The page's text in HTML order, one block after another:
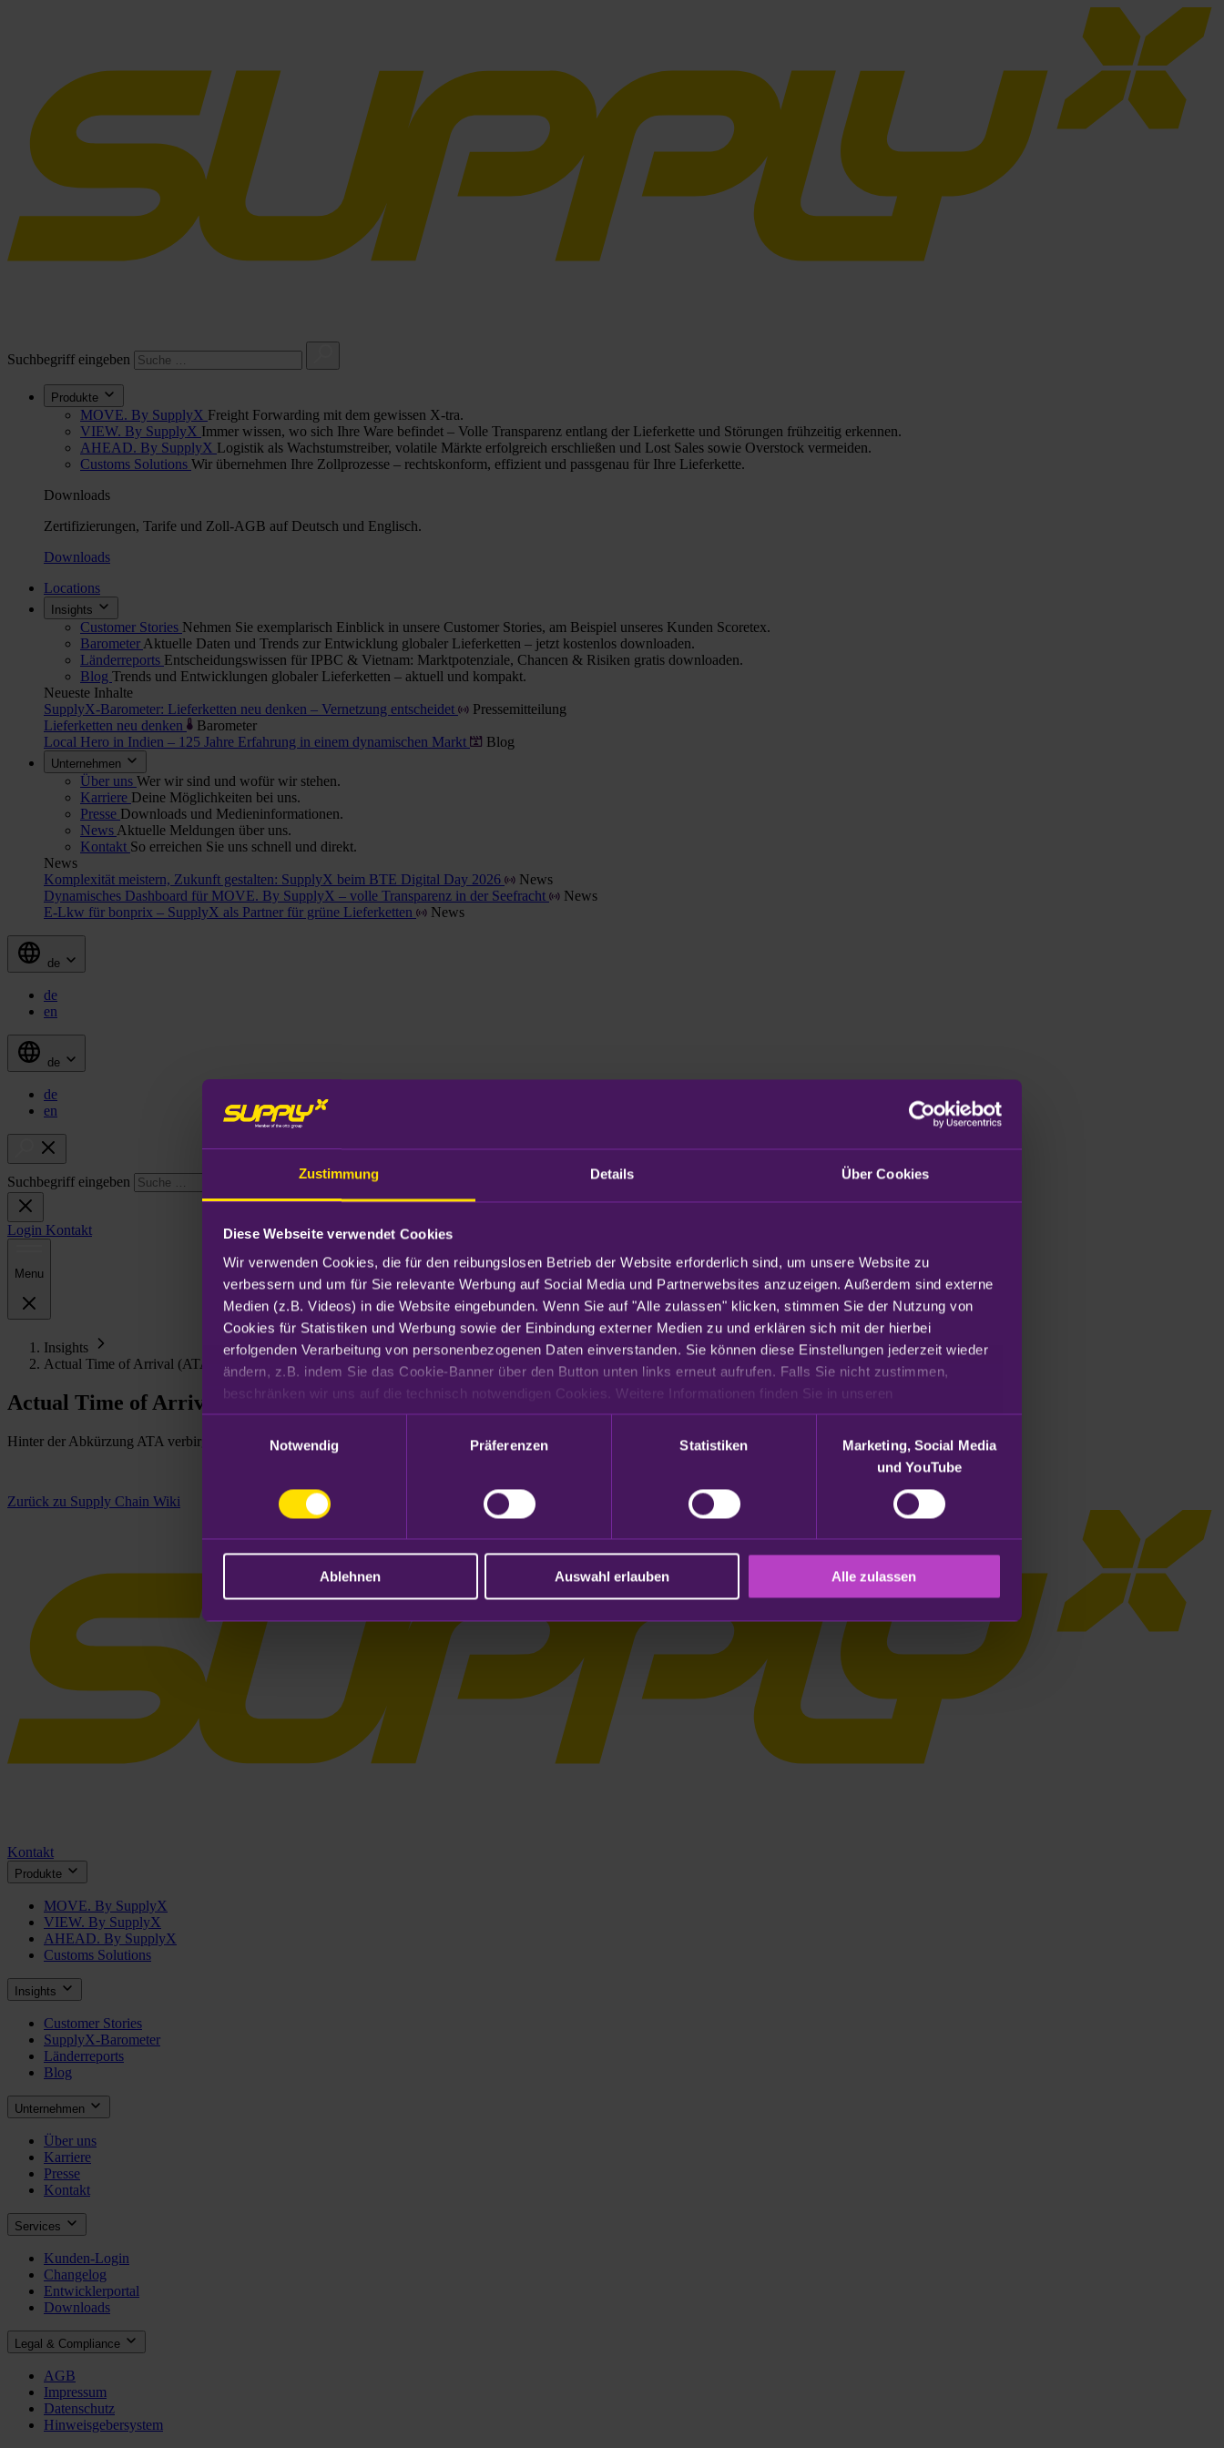
Zustimmung Details Über Cookies
Diese Webseite verwendet Cookies
Wir verwenden Cookies, die für den reibungslosen Betrieb der Website erforderlich sind, um unsere Website zu
verbessern und um für Sie relevante Werbung auf Social Media und Partnerwebsites anzuzeigen. Außerdem sind externe
Medien (z.B. Videos) in die Website eingebunden. Wenn Sie auf "Alle zulassen" klicken, stimmen Sie der Nutzung von
Cookies für Statistiken und Werbung sowie der Einbindung externer Medien zu und erklären sich mit der hierbei
erfolgenden Verarbeitung von personenbezogenen Daten einverstanden. Sie können diese Einstellungen jederzeit wieder
ändern, z.B. indem Sie das Cookie-Banner über den Button unten links erneut aufrufen. Falls Sie nicht zustimmen,
Datenschutzhinweisen.
Notwendig
Präferenzen Statistiken
Marketing, Social Media
und YouTube
Ablehnen Auswahl erlauben Alle zulassen
Suchbegriff eingeben
Produkte
MOVE. By SupplyX Freight Forwarding mit dem gewissen X-tra.
VIEW. By SupplyX Immer wissen, wo sich Ihre Ware befindet – Volle Transparenz entlang der Lieferkette und Störungen frühzeitig erkennen.
AHEAD. By SupplyX Logistik als Wachstumstreiber, volatile Märkte erfolgreich erschließen und Lost Sales sowie Overstock vermeiden.
Customs Solutions Wir übernehmen Ihre Zollprozesse – rechtskonform, effizient und passgenau für Ihre Lieferkette.
Downloads
Zertifizierungen, Tarife und Zoll-AGB auf Deutsch und Englisch.
Downloads
Locations
Insights
Customer Stories Nehmen Sie exemplarisch Einblick in unsere Customer Stories, am Beispiel unseres Kunden Scoretex.
Barometer Aktuelle Daten und Trends zur Entwicklung globaler Lieferketten – jetzt kostenlos downloaden.
Länderreports Entscheidungswissen für IPBC & Vietnam: Marktpotenziale, Chancen & Risiken gratis downloaden.
Blog Trends und Entwicklungen globaler Lieferketten – aktuell und kompakt.
Neueste Inhalte
SupplyX-Barometer: Lieferketten neu denken – Vernetzung entscheidet
Pressemitteilung
Lieferketten neu denken
Barometer
Local Hero in Indien – 125 Jahre Erfahrung in einem dynamischen Markt
Blog
Unternehmen
Über uns Wer wir sind und wofür wir stehen.
Karriere Deine Möglichkeiten bei uns.
Presse Downloads und Medieninformationen.
News Aktuelle Meldungen über uns.
Kontakt So erreichen Sie uns schnell und direkt.
News
Komplexität meistern, Zukunft gestalten: SupplyX beim BTE Digital Day 2026
News
Dynamisches Dashboard für MOVE. By SupplyX – volle Transparenz in der Seefracht
News
E-Lkw für bonprix – SupplyX als Partner für grüne Lieferketten
News
de
de
en
de
de
en
Suchbegriff eingeben
Login Kontakt
Menu
Insights
Actual Time of Arrival (ATA)
Actual Time of Arrival (ATA)
Hinter der Abkürzung ATA verbirgt sich die tatsächliche Ankunftszeit eines Transportmittels am Zielort (im Gegensatz zu ETA, der erwarteten Ankunftszeit).
Zurück zu Supply Chain Wiki
Kontakt
Produkte
MOVE. By SupplyX
VIEW. By SupplyX
AHEAD. By SupplyX
Customs Solutions
Insights
Customer Stories
SupplyX-Barometer
Länderreports
Blog
Unternehmen
Über uns
Karriere
Presse
Kontakt
Services
Kunden-Login
Changelog
Entwicklerportal
Downloads
Legal & Compliance
AGB
Impressum
Datenschutz
Hinweisgebersystem